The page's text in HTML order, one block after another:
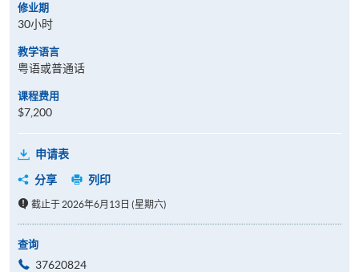
修业期
30小时
教学语言
粤语或普通话
课程费用
$7,200
申请表
分享
列印
截止于 2026年6月13日 (星期六)
查询
37620824